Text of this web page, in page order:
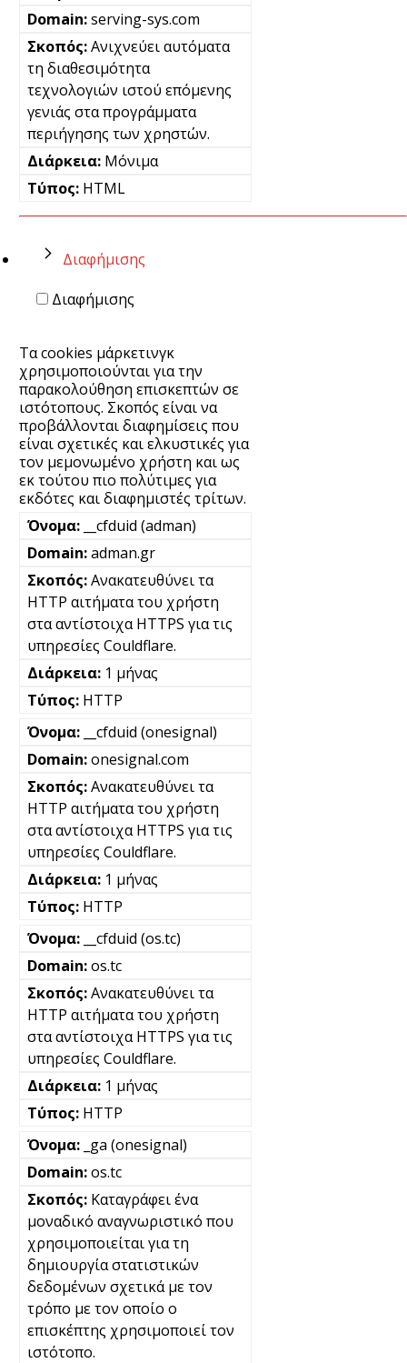
serving-sys.com
Ανιχνεύει αυτόματα
τη διαθεσιμότητα
τεχνολογιών ιστού επόμενης
γενιάς στα προγράμματα
περιήγησης των χρηστών.
Μόνιμα
HTML
Διαφήμισης
Διαφήμισης
Τα cookies μάρκετινγκ
χρησιμοποιούνται για την
παρακολούθηση επισκεπτών σε
ιστότοπους. Σκοπός είναι να
προβάλλονται διαφημίσεις που
είναι σχετικές και ελκυστικές για
τον μεμονωμένο χρήστη και ως
εκ τούτου πιο πολύτιμες για
εκδότες και διαφημιστές τρίτων.
__cfduid (adman)
adman.gr
Ανακατευθύνει τα
HTTP αιτήματα του χρήστη
στα αντίστοιχα HTTPS για τις
υπηρεσίες Couldflare.
1 μήνας
HTTP
__cfduid (onesignal)
onesignal.com
Ανακατευθύνει τα
HTTP αιτήματα του χρήστη
στα αντίστοιχα HTTPS για τις
υπηρεσίες Couldflare.
1 μήνας
HTTP
__cfduid (os.tc)
os.tc
Ανακατευθύνει τα
HTTP αιτήματα του χρήστη
στα αντίστοιχα HTTPS για τις
υπηρεσίες Couldflare.
1 μήνας
HTTP
_ga (onesignal)
os.tc
Καταγράφει ένα
μοναδικό αναγνωριστικό που
χρησιμοποιείται για τη
δημιουργία στατιστικών
δεδομένων σχετικά με τον
τρόπο με τον οποίο ο
επισκέπτης χρησιμοποιεί τον
ιστότοπο.